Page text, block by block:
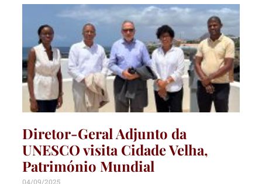
Diretor-Geral Adjunto da
UNESCO visita Cidade Velha,
Património Mundial
04/09/2025